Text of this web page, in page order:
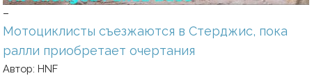
–
Мотоциклисты съезжаются в Стерджис, пока
ралли приобретает очертания
Автор: HNF